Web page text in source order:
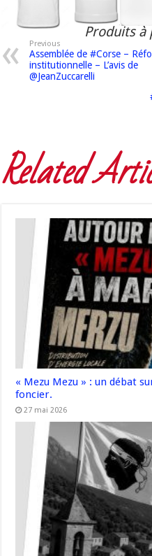
Produits à
Previous
Assemblée de #Corse –
institutionnelle – L’avis de
@JeanZuccarelli
Related
« Mezu Mezu » : un débat
foncier.
27 mai 2026